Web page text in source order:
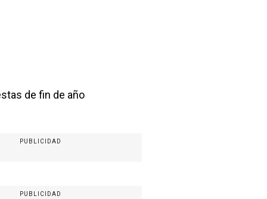
de fin de año
PUBLICIDAD
PUBLICIDAD